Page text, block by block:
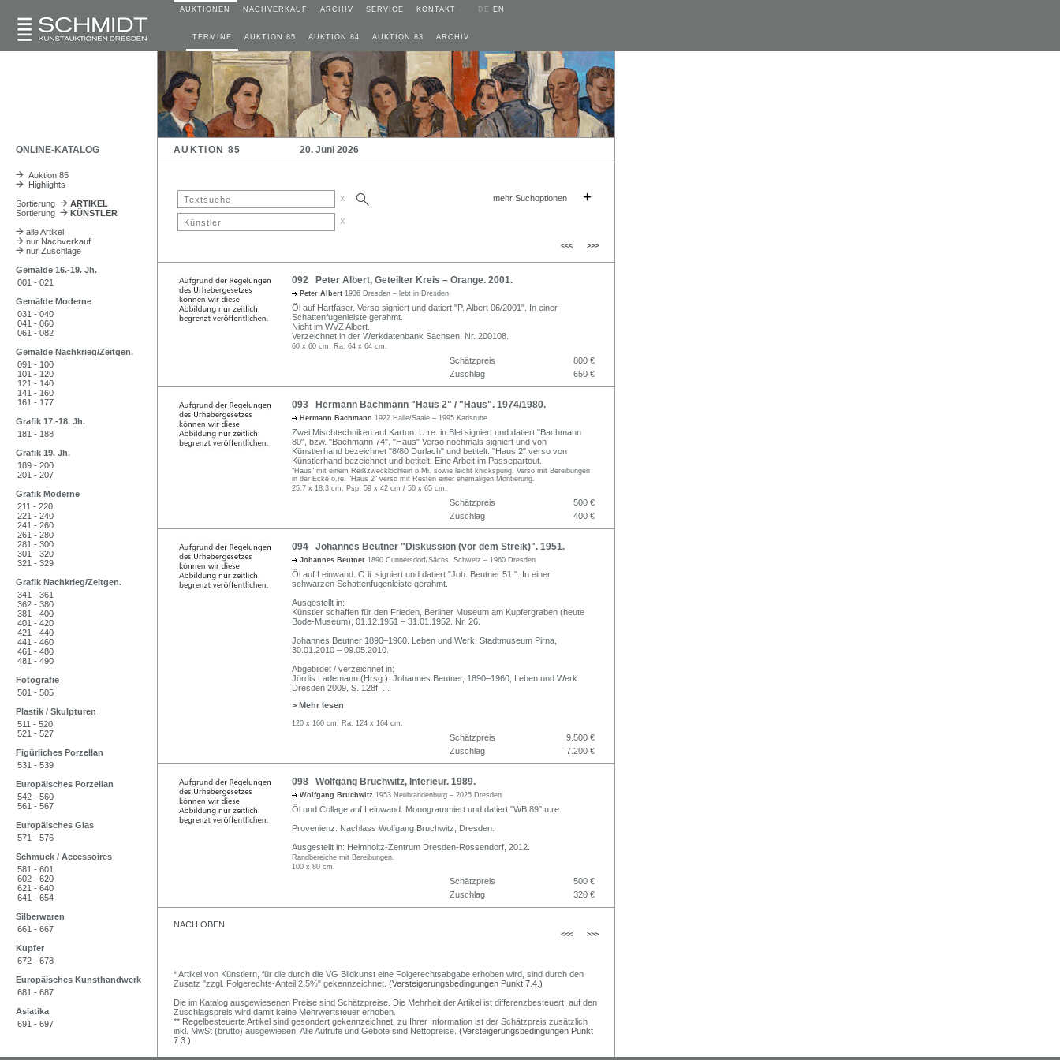
AUKTIONEN NACHVERKAUF ARCHIV SERVICE KONTAKT DE EN
TERMINE AUKTION 85 AUKTION 84 AUKTION 83 ARCHIV
ONLINE-KATALOG AUKTION 85 20. Juni 2026
Auktion 85
Highlights
Sortierung
ARTIKEL
Sortierung
KÜNSTLER
alle Artikel
nur Nachverkauf
nur Zuschläge
Gemälde 16.-19. Jh.
001 - 021
Gemälde Moderne
031 - 040
041 - 060
061 - 082
Gemälde Nachkrieg/Zeitgen.
091 - 100
101 - 120
121 - 140
141 - 160
161 - 177
Grafik 17.-18. Jh.
181 - 188
Grafik 19. Jh.
189 - 200
201 - 207
Grafik Moderne
211 - 220
221 - 240
241 - 260
261 - 280
281 - 300
301 - 320
321 - 329
Grafik Nachkrieg/Zeitgen.
341 - 361
362 - 380
381 - 400
401 - 420
421 - 440
441 - 460
461 - 480
481 - 490
Fotografie
501 - 505
Plastik / Skulpturen
511 - 520
521 - 527
Figürliches Porzellan
531 - 539
Europäisches Porzellan
542 - 560
561 - 567
Europäisches Glas
571 - 576
Schmuck / Accessoires
581 - 601
602 - 620
621 - 640
641 - 654
Silberwaren
661 - 667
Kupfer
672 - 678
Europäisches Kunsthandwerk
681 - 687
Asiatika
691 - 697
x mehr Suchoptionen +
x
<<< >>>
092 Peter Albert, Geteilter Kreis – Orange. 2001.
Peter Albert 1936 Dresden – lebt in Dresden
Öl auf Hartfaser. Verso signiert und datiert "P. Albert 06/2001". In einer
Schattenfugenleiste gerahmt.
Nicht im WVZ Albert.
Verzeichnet in der Werkdatenbank Sachsen, Nr. 200108.
60 x 60 cm, Ra. 64 x 64 cm.
Schätzpreis
800 €
Zuschlag
650 €
093 Hermann Bachmann "Haus 2" / "Haus". 1974/1980.
Hermann Bachmann 1922 Halle/Saale – 1995 Karlsruhe
Zwei Mischtechniken auf Karton. U.re. in Blei signiert und datiert "Bachmann
80", bzw. "Bachmann 74". "Haus" Verso nochmals signiert und von
Künstlerhand bezeichnet "8/80 Durlach" und betitelt. "Haus 2" verso von
Künstlerhand bezeichnet und betitelt. Eine Arbeit im Passepartout.
"Haus" mit einem Reißzwecklöchlein o.Mi. sowie leicht knickspurig. Verso mit Bereibungen
in der Ecke o.re. "Haus 2" verso mit Resten einer ehemaligen Montierung.
25,7 x 18,3 cm, Psp. 59 x 42 cm / 50 x 65 cm.
Schätzpreis
500 €
Zuschlag
400 €
094 Johannes Beutner "Diskussion (vor dem Streik)". 1951.
Johannes Beutner 1890 Cunnersdorf/Sächs. Schweiz – 1960 Dresden
Öl auf Leinwand. O.li. signiert und datiert "Joh. Beutner 51.". In einer
schwarzen Schattenfugenleiste gerahmt.
Ausgestellt in:
Künstler schaffen für den Frieden, Berliner Museum am Kupfergraben (heute
Bode-Museum), 01.12.1951 – 31.01.1952. Nr. 26.
Johannes Beutner 1890–1960. Leben und Werk. Stadtmuseum Pirna,
30.01.2010 – 09.05.2010.
Abgebildet / verzeichnet in:
Jördis Lademann (Hrsg.): Johannes Beutner, 1890–1960, Leben und Werk.
Dresden 2009, S. 128f,
> Mehr lesen
120 x 160 cm, Ra. 124 x 164 cm.
Schätzpreis
9.500 €
Zuschlag
7.200 €
098 Wolfgang Bruchwitz, Interieur. 1989.
Wolfgang Bruchwitz 1953 Neubrandenburg – 2025 Dresden
Öl und Collage auf Leinwand. Monogrammiert und datiert "WB 89" u.re.
Provenienz: Nachlass Wolfgang Bruchwitz, Dresden.
Ausgestellt in: Helmholtz-Zentrum Dresden-Rossendorf, 2012.
Randbereiche mit Bereibungen.
100 x 80 cm.
Schätzpreis
500 €
Zuschlag
320 €
NACH OBEN
<<< >>>
* Artikel von Künstlern, für die durch die VG Bildkunst eine Folgerechtsabgabe erhoben wird, sind durch den
Zusatz "zzgl. Folgerechts-Anteil 2,5%" gekennzeichnet. (Versteigerungsbedingungen Punkt 7.4.)
Die im Katalog ausgewiesenen Preise sind Schätzpreise. Die Mehrheit der Artikel ist differenzbesteuert, auf den
Zuschlagspreis wird damit keine Mehrwertsteuer erhoben.
** Regelbesteuerte Artikel sind gesondert gekennzeichnet, zu Ihrer Information ist der Schätzpreis zusätzlich
inkl. MwSt (brutto) ausgewiesen. Alle Aufrufe und Gebote sind Nettopreise. (Versteigerungsbedingungen Punkt
7.3.)